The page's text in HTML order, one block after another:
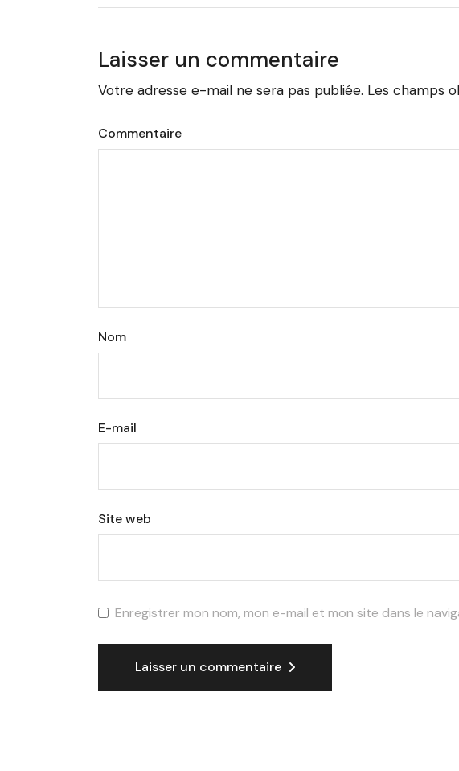
Laisser un commentaire
Votre adresse e-mail ne sera pas publiée. Les champs
Commentaire
Nom
E-mail
Site web
Enregistrer mon nom, mon e-mail et mon site dans le
Laisser un commentaire